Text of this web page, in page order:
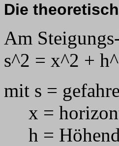
Die
Am
s^2 = x^2 +
mit s =
x =
h =